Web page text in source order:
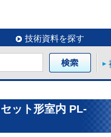
技術資料を探す
ット形室内 PL-